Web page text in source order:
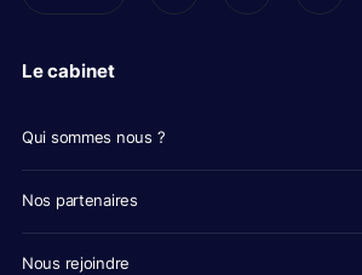
Le cabinet
Qui sommes nous ?
Nos partenaires
Nous rejoindre